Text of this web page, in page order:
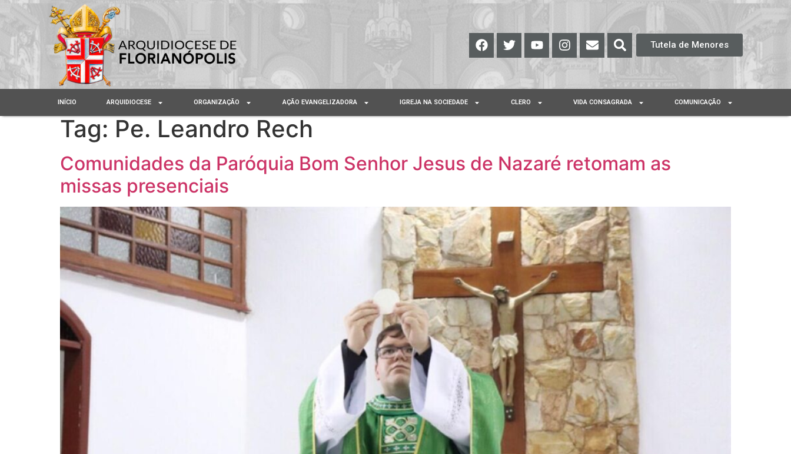
Tutela de Menores
INÍCIO ARQUIDIOCESE ORGANIZAÇÃO AÇÃO EVANGELIZADORA IGREJA NA SOCIEDADE CLERO VIDA CONSAGRADA COMUNICAÇÃO
Tag: Pe. Leandro Rech
Comunidades da Paróquia Bom Senhor Jesus de Nazaré retomam as
missas presenciais